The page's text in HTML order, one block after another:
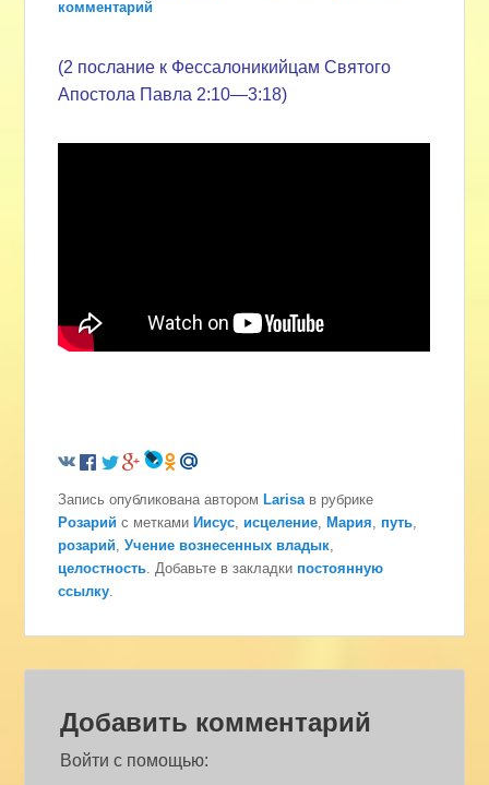
комментарий
(2 послание к Фессалоникийцам Святого
Апостола Павла 2:10—3:18)
Запись опубликована автором Larisa в рубрике
Розарий с метками Иисус исцеление Мария путь
розарий ,Учение вознесенных владык
целостность . Добавьте в закладки постоянную
ссылку
Добавить комментарий
Войти с помощью: